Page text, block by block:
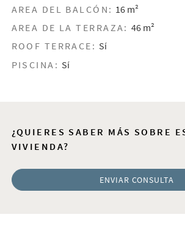
AREA DEL BALCÓN: 16 m²
AREA DE LA TERRAZA: 46 m²
ROOF TERRACE: Sí
PISCINA: Sí
¿QUIERES SABER MÁS SOBRE
VIVIENDA?
ENVIAR CONSULTA